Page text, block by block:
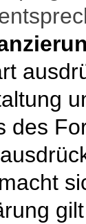
des